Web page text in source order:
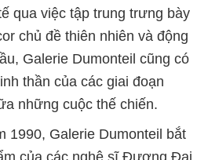
qua việc tập trung trưng bày
chủ đề thiên nhiên và động
Galerie Dumonteil cũng có
thần của các giai đoạn
những cuộc thế chiến.
1990, Galerie Dumonteil bắt